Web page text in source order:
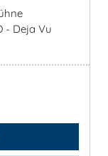
- Deja Vu